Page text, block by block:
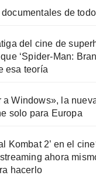
de
del cine de
‘Spider-Man:
esa teoría
a Windows», la
solo para Europa
Kombat 2’ en el
ahora
hacerlo